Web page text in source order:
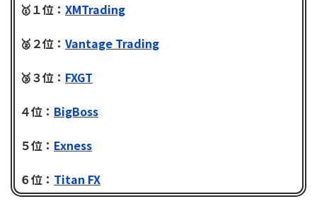
🥇１位： XMTrading
🥈２位： Vantage Trading
🥉３位： FXGT
４位： BigBoss
５位： Exness
６位： Titan FX